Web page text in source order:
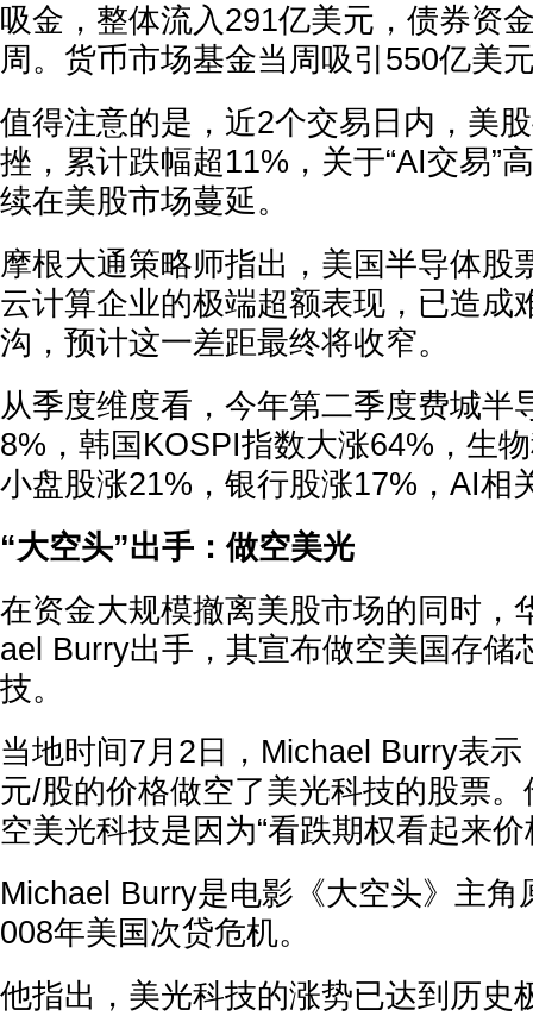
吸金，整体流入291亿美元，债券资
周。货币市场基金当周吸引550亿美
值得注意的是，近2个交易日内，美
挫，累计跌幅超11%，关于“AI交易”
续在美股市场蔓延。
摩根大通策略师指出，美国半导体股
云计算企业的极端超额表现，已造成
沟，预计这一差距最终将收窄。
从季度维度看，今年第二季度费城半
8%，韩国KOSPI指数大涨64%，生
小盘股涨21%，银行股涨17%，AI相
“大空头”出手：做空美光
在资金大规模撤离美股市场的同时，
ael Burry出手，其宣布做空美国存储
技。
当地时间7月2日，Michael Burry表
元/股的价格做空了美光科技的股票
空美光科技是因为“看跌期权看起来价
Michael Burry是电影《大空头》主角
008年美国次贷危机。
他指出，美光科技的涨势已达到历史